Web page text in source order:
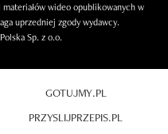
wideo opublikowanych w
uprzedniej zgody wydawcy.
Sp. z o.o.
GOTUJMY.PL
PRZYSLIJPRZEPIS.PL